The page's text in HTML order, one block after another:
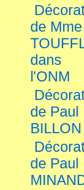
de Mme
dans
l'ONM
de Paul
BILLON
de Paul